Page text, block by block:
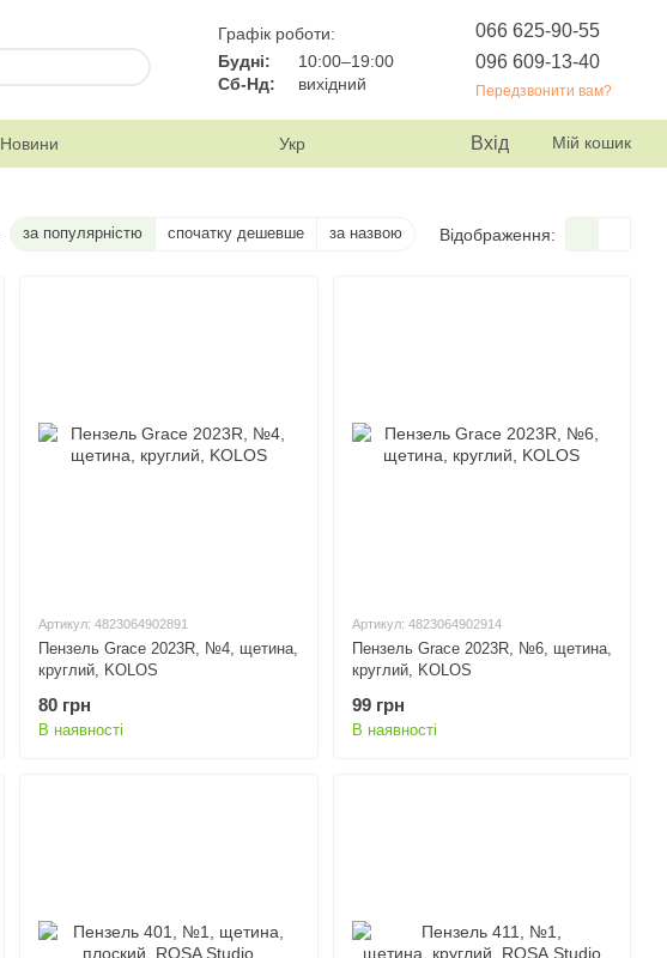
Графік роботи:
Будні:
10:00–19:00
Сб-Нд:
вихідний
066 625-90-55
096 609-13-40
Передзвонити вам?
Новини
Укр Вхід Мій кошик
за популярністю спочатку дешевше за назвою Відображення:
Артикул: 4823064902891
Пензель Grace 2023R, №4, щетина,
круглий, KOLOS
80 грн
В наявності
Артикул: 4823064902914
Пензель Grace 2023R, №6, щетина,
круглий, KOLOS
99 грн
В наявності